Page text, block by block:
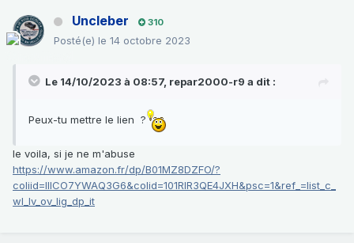
Uncleber 310
Posté(e) le 14 octobre 2023
Le 14/10/2023 à 08:57, repar2000-r9 a dit :
Peux-tu mettre le lien ?
le voila, si je ne m'abuse
https://www.amazon.fr/dp/B01MZ8DZFO/?
coliid=IIICO7YWAQ3G6&colid=101RIR3QE4JXH&psc=1&ref_=list_c_
wl_lv_ov_lig_dp_it